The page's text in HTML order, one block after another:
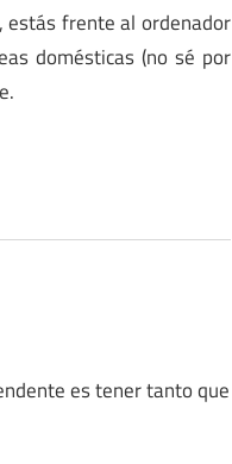
estás frente al ordenador
domésticas (no sé por
es tener tanto que